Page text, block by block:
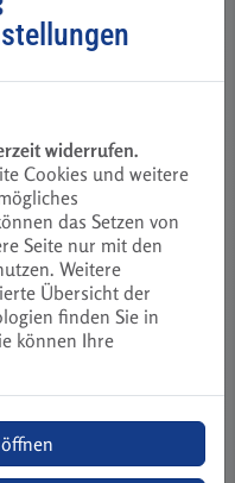
durch den
gesundes Wasser
Umfüllen von Wasser
Wert auf gute
Geräte (z. B.
Blue
widerrufen.
Cookies und weitere
das Setzen von
Seite nur mit den
Weitere
Übersicht der
finden Sie in
können Ihre